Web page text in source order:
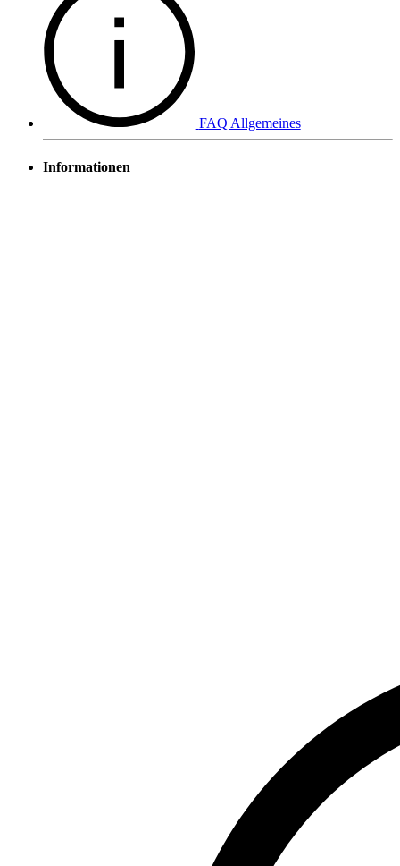
FAQ Allgemeines
Informationen